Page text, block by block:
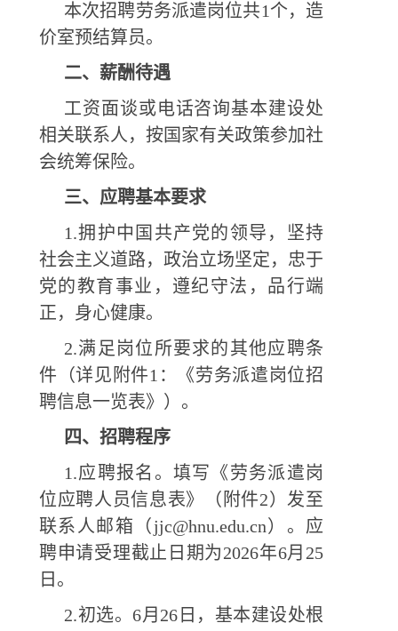
本次招聘劳务派遣岗位共1个，造
价室预结算员。
二、薪酬待遇
工资面谈或电话咨询基本建设处
相关联系人，按国家有关政策参加社
会统筹保险。
三、应聘基本要求
1.拥护中国共产党的领导，坚持
社会主义道路，政治立场坚定，忠于
党的教育事业，遵纪守法，品行端
正，身心健康。
2.满足岗位所要求的其他应聘条
件（详见附件1：《劳务派遣岗位招
聘信息一览表》）。
四、招聘程序
1.应聘报名。填写《劳务派遣岗
位应聘人员信息表》（附件2）发至
联系人邮箱（jjc@hnu.edu.cn）。应
聘申请受理截止日期为2026年6月25
日。
2.初选。6月26日，基本建设处根